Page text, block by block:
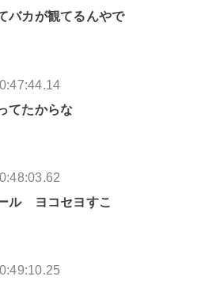
バカが観てるんやで
てたからな
ル ヨコセヨすこ